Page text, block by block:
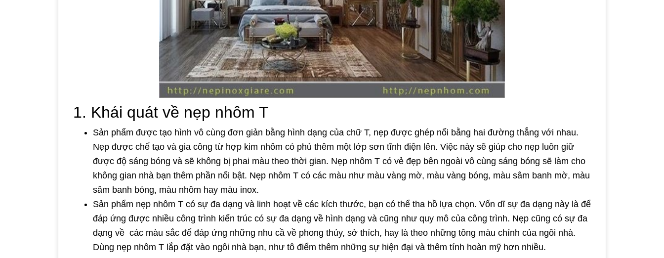
1. Khái quát về nẹp nhôm T
Sản phẩm được tạo hình vô cùng đơn giản bằng hình dạng của chữ T, nẹp được ghép nối bằng hai đường thẳng với nhau.
Nẹp được chế tạo và gia công từ hợp kim nhôm có phủ thêm một lớp sơn tĩnh điện lên. Việc này sẽ giúp cho nẹp luôn giữ
được độ sáng bóng và sẽ không bị phai màu theo thời gian. Nẹp nhôm T có vẻ đẹp bên ngoài vô cùng sáng bóng sẽ làm cho
không gian nhà bạn thêm phần nổi bật. Nẹp nhôm T có các màu như màu vàng mờ, màu vàng bóng, màu sâm banh mờ, màu
sâm banh bóng, màu nhôm hay màu inox.
Sản phẩm nẹp nhôm T có sự đa dạng và linh hoạt về các kích thước, bạn có thể tha hồ lựa chọn. Vốn dĩ sự đa dạng này là để
đáp ứng được nhiều công trình kiến trúc có sự đa dạng về hình dạng và cũng như quy mô của công trình. Nẹp cũng có sự đa
dạng về các màu sắc để đáp ứng những nhu cầ về phong thủy, sở thích, hay là theo những tông màu chính của ngôi nhà.
Dùng nẹp nhôm T lắp đặt vào ngôi nhà bạn, như tô điểm thêm những sự hiện đại và thêm tính hoàn mỹ hơn nhiều.